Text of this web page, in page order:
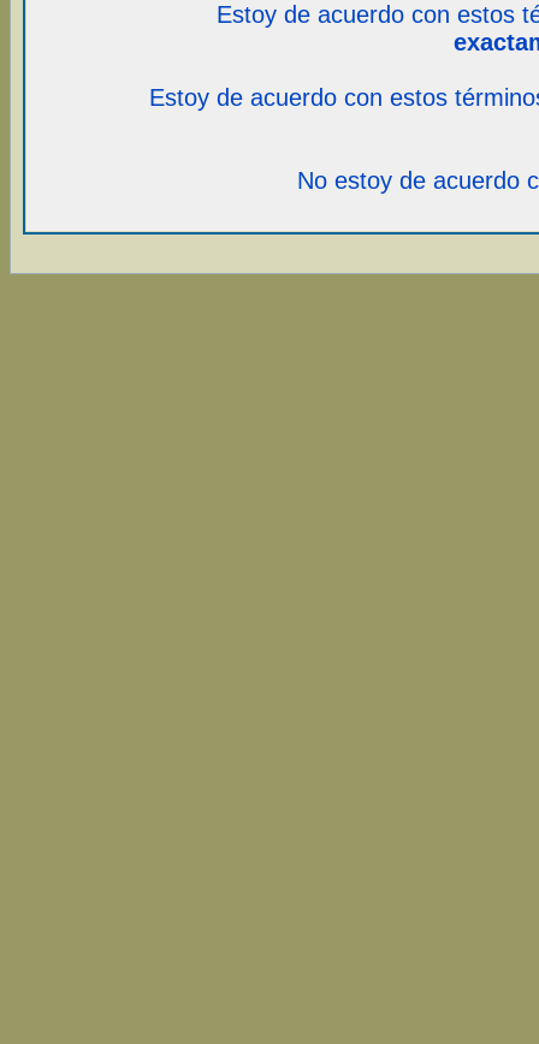
Estoy de acuerdo con estos
Estoy de acuerdo con estos
No estoy de acuerdo